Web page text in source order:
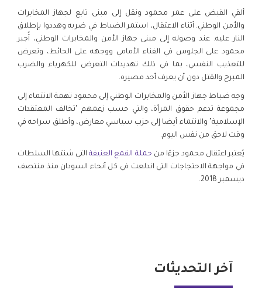
ألقي القبض على عمر محمود ونقل إلى مبنى تابع لجهاز المخابرات
والأمن الوطني. أثناء الاعتقال، استمر الضباط في ضربه وهددوا بإطلاق
النار عليه. عند وصوله إلى مبنى جهاز الأمن والمخابرات الوطني، أُجبر
محمود على الجلوس في الفناء الأمامي ووجهه على الحائط، وتعرض
للتعذيب النفسي، بما في ذلك تهديدات التعرض للكهرباء والضرب
المبرح والقتل دون أن يعرف أحد مصيره.
وجه ضباط جهاز الأمن والمخابرات الوطني إلى محمود تهمة الانتماء إلى
مجموعة تدعم حقوق المرأة، والتي حسب زعمهم "تخالف المعتقدات
الإسلامية" والانتماء أيضا إلى حزب سياسي معارض، وأطلق سراحه في
وقت لاحق من نفس اليوم.
يُعتبر اعتقال محمود جزءًا من حملة القمع العنيفةالتي شنتها السلطات
في مواجهة الاحتجاجات التي اندلعت في كل أنحاء السودان منذ منتصف
ديسمبر 2018.
آخر التحديثات